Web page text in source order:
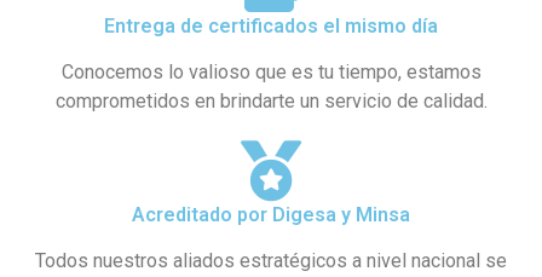
Entrega de certificados el mismo día
Conocemos lo valioso que es tu tiempo, estamos
comprometidos en brindarte un servicio de calidad.
Acreditado por Digesa y Minsa​
Todos nuestros aliados estratégicos a nivel nacional se